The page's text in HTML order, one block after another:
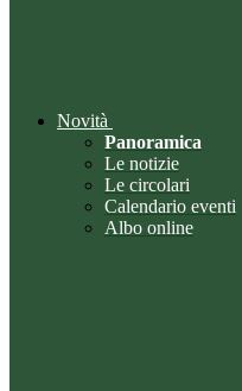
Novità
Panoramica
Le notizie
Le circolari
Calendario eventi
Albo online